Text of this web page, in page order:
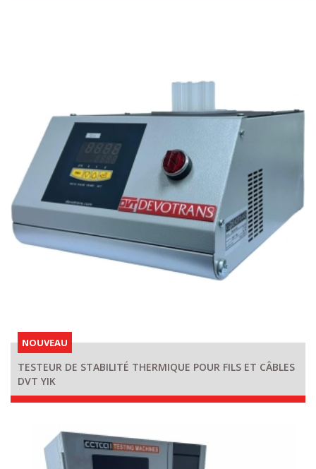
NOUVEAU
TESTEUR DE STABILITÉ THERMIQUE POUR FILS ET CÂBLES
DVT YIK